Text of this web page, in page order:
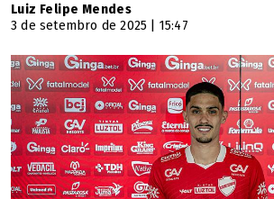
Luiz Felipe Mendes
3 de setembro de 2025 | 15:47